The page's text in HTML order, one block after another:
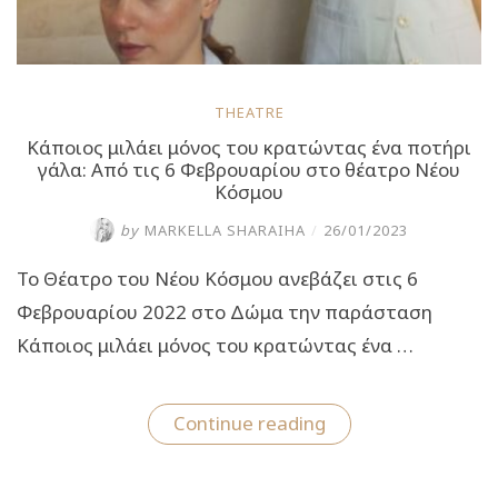
THEATRE
Κάποιος μιλάει μόνος του κρατώντας ένα ποτήρι
γάλα: Από τις 6 Φεβρουαρίου στο θέατρο Νέου
Κόσμου
by MARKELLA SHARAIHA / 26/01/2023
Το Θέατρο του Νέου Κόσμου ανεβάζει στις 6
Φεβρουαρίου 2022 στο Δώμα την παράσταση
Κάποιος μιλάει μόνος του κρατώντας ένα …
Continue reading“Κάποιος
μιλάει